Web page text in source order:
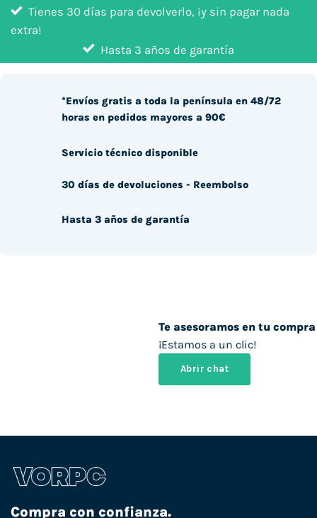
Tienes 30 días para devolverlo, ¡y sin pagar nada
extra!
Hasta 3 años de garantía
Te asesoramos en tu compra
¡Estamos a un clic!
Abrir chat
*Envíos gratis a toda la península en 48/72
horas en pedidos mayores a 90€
Servicio técnico disponible
30 días de devoluciones - Reembolso
Hasta 3 años de garantía
Compra con confianza.